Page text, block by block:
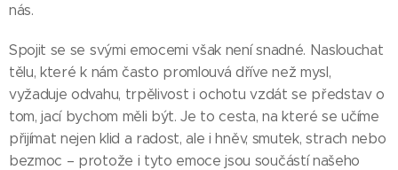
nás.
Spojit se se svými emocemi však není snadné. Naslouchat
tělu, které k nám často promlouvá dříve než mysl,
vyžaduje odvahu, trpělivost i ochotu vzdát se představ o
tom, jací bychom měli být. Je to cesta, na které se učíme
přijímat nejen klid a radost, ale i hněv, smutek, strach nebo
bezmoc – protože i tyto emoce jsou součástí našeho